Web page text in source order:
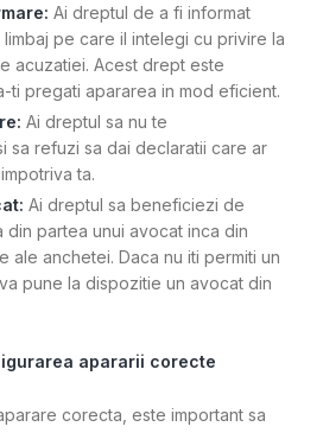
Ai dreptul de a fi informat
limbaj pe care il intelegi cu privire la
acuzatiei. Acest drept este
ti pregati apararea in mod eficient.
Ai dreptul sa nu te
sa refuzi sa dai declaratii care ar
ta.
Ai dreptul sa beneficiezi de
din partea unui avocat inca din
ale anchetei. Daca nu iti permiti un
pune la dispozitie un avocat din
apararii corecte
corecta, este important sa